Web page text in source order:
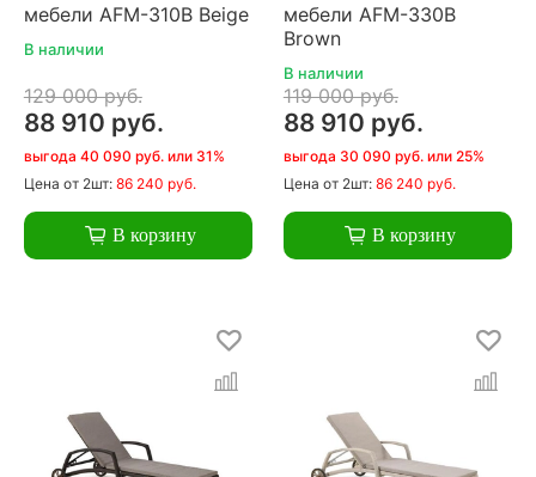
мебели AFM-310B Beige
В наличии
129 000 руб.
88 910 руб.
выгода 40 090 руб. или 31%
Цена от 2шт: 86 240 руб.
В корзину
мебели AFM-330B
Brown
В наличии
119 000 руб.
88 910 руб.
выгода 30 090 руб. или 25%
Цена от 2шт: 86 240 руб.
В корзину